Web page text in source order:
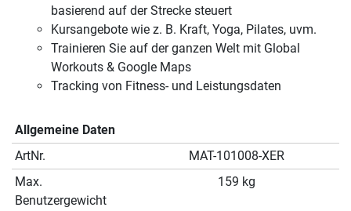
basierend auf der Strecke steuert
Kursangebote wie z. B. Kraft, Yoga, Pilates, uvm.
Trainieren Sie auf der ganzen Welt mit Global
Workouts & Google Maps
Tracking von Fitness- und Leistungsdaten
Allgemeine Daten
ArtNr.
MAT-101008-XER
Max.
Benutzergewicht
159 kg